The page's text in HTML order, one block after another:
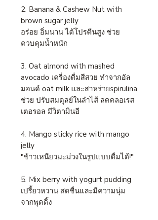
2. Banana & Cashew Nut with
brown sugar jelly
อร่อย อิ่มนาน ได้โปรตีนสูง ช่วย
ควบคุมน้ำหนัก
3. Oat almond with mashed
avocado เครื่องดื่มสีสวย ทำจากอัล
มอนด์ oat milk และสาหร่ายspirulina
ช่วย ปรับสมดุลย์ในลำไส้ ลดคลอเรส
เตอรอล มีวิตามินอี
4. Mango sticky rice with mango
jelly
"ข้าวเหนียวมะม่วงในรูปแบบดื่มได้!"
5. Mix berry with yogurt pudding
เปรี้ยวหวาน สดชื่นและมีความนุ่ม
จากพุดดิ้ง